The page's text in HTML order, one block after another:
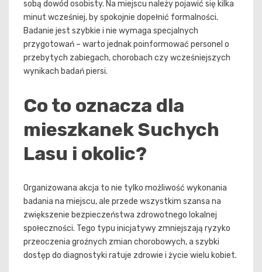
sobą dowód osobisty. Na miejscu należy pojawić się kilka
minut wcześniej, by spokojnie dopełnić formalności.
Badanie jest szybkie i nie wymaga specjalnych
przygotowań – warto jednak poinformować personel o
przebytych zabiegach, chorobach czy wcześniejszych
wynikach badań piersi.
Co to oznacza dla
mieszkanek Suchych
Lasu i okolic?
Organizowana akcja to nie tylko możliwość wykonania
badania na miejscu, ale przede wszystkim szansa na
zwiększenie bezpieczeństwa zdrowotnego lokalnej
społeczności. Tego typu inicjatywy zmniejszają ryzyko
przeoczenia groźnych zmian chorobowych, a szybki
dostęp do diagnostyki ratuje zdrowie i życie wielu kobiet.